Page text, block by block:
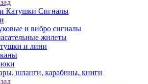
Катушки Сигналы
и вибро сигналы
жилеты
и лини
шланги, карабины, книги